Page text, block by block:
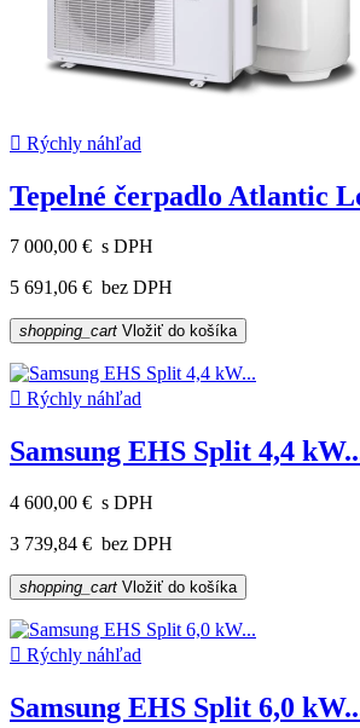
 Rýchly náhľad
Tepelné čerpadlo Atlantic
7 000,00 € s DPH
5 691,06 € bez DPH
shopping_cart Vložiť do košíka
 Rýchly náhľad
Samsung EHS Split 4,4
4 600,00 € s DPH
3 739,84 € bez DPH
shopping_cart Vložiť do košíka
 Rýchly náhľad
Samsung EHS Split 6,0